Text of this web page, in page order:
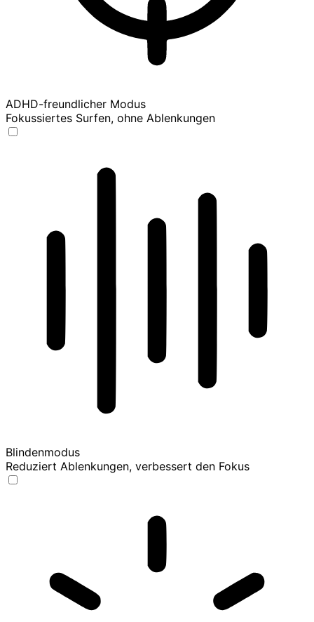
ADHD-freundlicher Modus
Fokussiertes Surfen, ohne Ablenkungen
Blindenmodus
Reduziert Ablenkungen, verbessert den Fokus